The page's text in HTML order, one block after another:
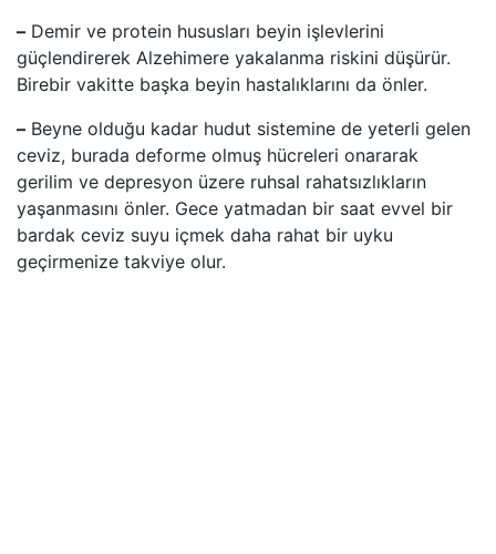
– Demir ve protein hususları beyin işlevlerini
güçlendirerek Alzehimere yakalanma riskini düşürür.
Birebir vakitte başka beyin hastalıklarını da önler.
– Beyne olduğu kadar hudut sistemine de yeterli gelen
ceviz, burada deforme olmuş hücreleri onararak
gerilim ve depresyon üzere ruhsal rahatsızlıkların
yaşanmasını önler. Gece yatmadan bir saat evvel bir
bardak ceviz suyu içmek daha rahat bir uyku
geçirmenize takviye olur.